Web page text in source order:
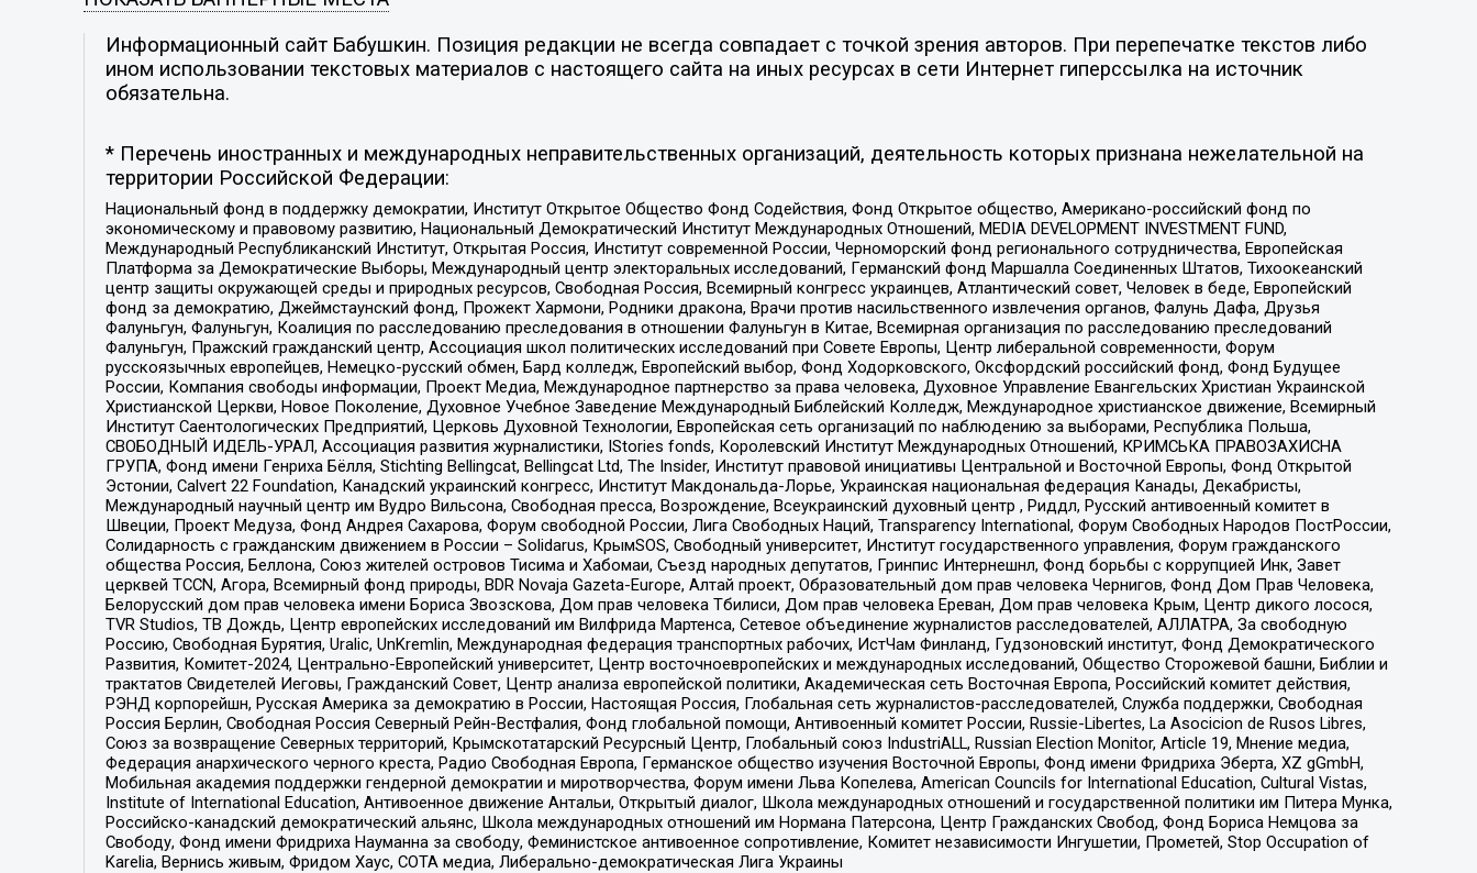
Информационный сайт Бабушкин. Позиция редакции не всегда совпадает с точкой зрения авторов. При перепечатке текстов либо
ином использовании текстовых материалов с настоящего сайта на иных ресурсах в сети Интернет гиперссылка на источник
обязательна.
* Перечень иностранных и международных неправительственных организаций, деятельность которых признана нежелательной на
территории Российской Федерации:
Национальный фонд в поддержку демократии, Институт Открытое Общество Фонд Содействия, Фонд Открытое общество, Американо-российский фонд по
экономическому и правовому развитию, Национальный Демократический Институт Международных Отношений, MEDIA DEVELOPMENT INVESTMENT FUND,
Международный Республиканский Институт, Открытая Россия, Институт современной России, Черноморский фонд регионального сотрудничества, Европейская
Платформа за Демократические Выборы, Международный центр электоральных исследований, Германский фонд Маршалла Соединенных Штатов, Тихоокеанский
центр защиты окружающей среды и природных ресурсов, Свободная Россия, Всемирный конгресс украинцев, Атлантический совет, Человек в беде, Европейский
фонд за демократию, Джеймстаунский фонд, Прожект Хармони, Родники дракона, Врачи против насильственного извлечения органов, Фалунь Дафа, Друзья
Фалуньгун, Фалуньгун, Коалиция по расследованию преследования в отношении Фалуньгун в Китае, Всемирная организация по расследованию преследований
Фалуньгун, Пражский гражданский центр, Ассоциация школ политических исследований при Совете Европы, Центр либеральной современности, Форум
русскоязычных европейцев, Немецко-русский обмен, Бард колледж, Европейский выбор, Фонд Ходорковского, Оксфордский российский фонд, Фонд Будущее
России, Компания свободы информации, Проект Медиа, Международное партнерство за права человека, Духовное Управление Евангельских Христиан Украинской
Христианской Церкви, Новое Поколение, Духовное Учебное Заведение Международный Библейский Колледж, Международное христианское движение, Всемирный
Институт Саентологических Предприятий, Церковь Духовной Технологии, Европейская сеть организаций по наблюдению за выборами, Республика Польша,
СВОБОДНЫЙ ИДЕЛЬ-УРАЛ, Ассоциация развития журналистики, IStories fonds, Королевский Институт Международных Отношений, КРИМСЬКА ПРАВОЗАХИСНА
ГРУПА, Фонд имени Генриха Бёлля, Stichting Bellingcat, Bellingcat Ltd, The Insider, Институт правовой инициативы Центральной и Восточной Европы, Фонд Открытой
Эстонии, Calvert 22 Foundation, Канадский украинский конгресс, Институт Макдональда-Лорье, Украинская национальная федерация Канады, Декабристы,
Международный научный центр им Вудро Вильсона, Свободная пресса, Возрождение, Всеукраинский духовный центр , Риддл, Русский антивоенный комитет в
Швеции, Проект Медуза, Фонд Андрея Сахарова, Форум свободной России, Лига Свободных Наций, Transparеncy International, Форум Свободных Народов ПостРоссии,
Солидарность с гражданским движением в России – Solidarus, КрымSOS, Свободный университет, Институт государственного управления, Форум гражданского
общества Россия, Беллона, Союз жителей островов Тисима и Хабомаи, Съезд народных депутатов, Гринпис Интернешнл, Фонд борьбы с коррупцией Инк, Завет
церквей TCCN, Агора, Всемирный фонд природы, BDR Novaja Gazeta-Europe, Алтай проект, Образовательный дом прав человека Чернигов, Фонд Дом Прав Человека,
Белорусский дом прав человека имени Бориса Звозскова, Дом прав человека Тбилиси, Дом прав человека Ереван, Дом прав человека Крым, Центр дикого лосося,
TVR Studios, ТВ Дождь, Центр европейских исследований им Вилфрида Мартенса, Сетевое объединение журналистов расследователей, АЛЛАТРА, За свободную
Россию, Свободная Бурятия, Uralic, UnKremlin, Международная федерация транспортных рабочих, ИстЧам Финланд, Гудзоновский институт, Фонд Демократического
Развития, Комитет-2024, Центрально-Европейский университет, Центр восточноевропейских и международных исследований, Общество Сторожевой башни, Библии и
трактатов Свидетелей Иеговы, Гражданский Совет, Центр анализа европейской политики, Академическая сеть Восточная Европа, Российский комитет действия,
РЭНД корпорейшн, Русская Америка за демократию в России, Настоящая Россия, Глобальная сеть журналистов-расследователей, Служба поддержки, Свободная
Россия Берлин, Свободная Россия Северный Рейн-Вестфалия, Фонд глобальной помощи, Антивоенный комитет России, Russie-Libertes, La Asocicion de Rusos Libres,
Союз за возвращение Северных территорий, Крымскотатарский Ресурсный Центр, Глобальный союз IndustriALL, Russian Election Monitor, Article 19, Мнение медиа,
Федерация анархического черного креста, Радио Свободная Европа, Германское общество изучения Восточной Европы, Фонд имени Фридриха Эберта, XZ gGmbH,
Мобильная академия поддержки гендерной демократии и миротворчества, Форум имени Льва Копелева, American Councils for International Education, Cultural Vistas,
Institute of International Education, Антивоенное движение Антальи, Открытый диалог, Школа международных отношений и государственной политики им Питера Мунка,
Российско-канадский демократический альянс, Школа международных отношений им Нормана Патерсона, Центр Гражданских Свобод, Фонд Бориса Немцова за
Свободу, Фонд имени Фридриха Науманна за свободу, Феминистское антивоенное сопротивление, Комитет независимости Ингушетии, Прометей, Stop Occupation of
Karelia, Вернись живым, Фридом Хаус, СОТА медиа, Либерально-демократическая Лига Украины